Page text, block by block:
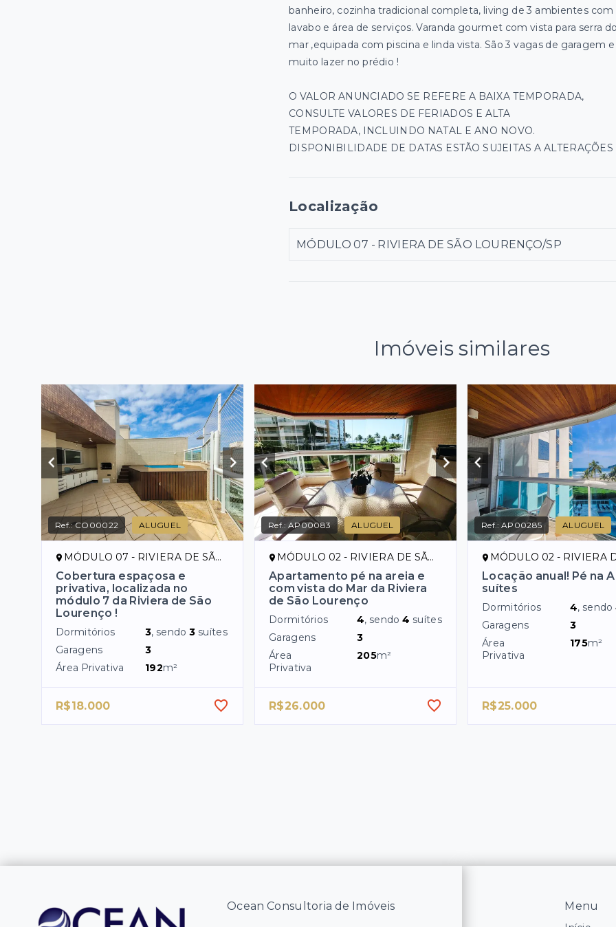
banheiro, cozinha tradicional completa, living de 3 ambientes com
lavabo e área de serviços. Varanda gourmet com vista para serra
mar ,equipada com piscina e linda vista. São 3 vagas de garagem e
muito lazer no prédio !
O VALOR ANUNCIADO SE REFERE A BAIXA TEMPORADA,
CONSULTE VALORES DE FERIADOS E ALTA
TEMPORADA, INCLUINDO NATAL E ANO NOVO.
DISPONIBILIDADE DE DATAS ESTÃO SUJEITAS A ALTERAÇÕES
Localização
MÓDULO 07 - RIVIERA DE SÃO LOURENÇO/SP
Imóveis similares
Ref.:CO00022 ALUGUEL
MÓDULO 07 - RIVIERA DE SÃO LOURENÇO/SP
Cobertura espaçosa e
privativa, localizada no
módulo 7 da Riviera de São
Lourenço !
Dormitórios 3, sendo3 suítes
Garagens
3
Área Privativa
192m²
R$18.000
Ref.:AP00083 ALUGUEL
MÓDULO 02 - RIVIERA DE SÃO LOURENÇO/SP
Apartamento pé na areia e
com vista do Mar da Riviera
de São Lourenço
Dormitórios 4, sendo4 suítes
Garagens
3
Área
Privativa
205m²
R$26.000
Ref.:AP00285 ALUGUEL
MÓDULO 02 - RIVIERA DE SÃO
Locação anual! Pé na
suítes
Dormitórios 4, sendo
Garagens
3
Área
Privativa
175m²
R$25.000
Menu
Ocean Consultoria de Imóveis